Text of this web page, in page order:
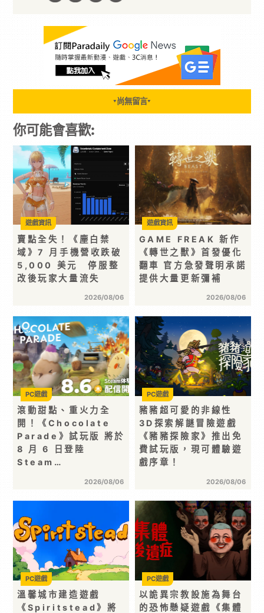
▼ 尚無留言▼
你可能會喜歡:
賣點全失！《塵白禁
域》7 月手機營收跌破
5,000 美元 停服整
改後玩家大量流失
2026/08/06
遊戲資訊
GAME FREAK 新作
《轉世之獸》首發優化
翻車 官方急發聲明承諾
提供大量更新彌補
2026/08/06
遊戲資訊
滾動甜點、重火力全
開！《Chocolate
Parade》試玩版 將於
8 月 6 日登陸
Steam…
2026/08/06
PC遊戲
豬豬超可愛的非線性
3D探索解謎冒險遊戲
《豬豬探險家》推出免
費試玩版，現可體驗遊
戲序章！
2026/08/06
PC遊戲
溫馨城市建造遊戲
《Spiritstead》將
PC遊戲
以詭異宗教設施為舞台
的恐怖懸疑遊戲《集體
PC遊戲